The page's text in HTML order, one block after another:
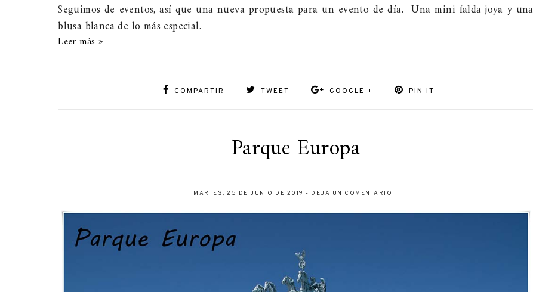
Seguimos de eventos, así que una nueva propuesta para un evento de día. Una mini falda joya y una
blusa blanca de lo más especial.
Leer más »
COMPARTIR TWEET GOOGLE + PIN IT
Parque Europa
MARTES, 25 DE JUNIO DE 2019 - DEJA UN COMENTARIO